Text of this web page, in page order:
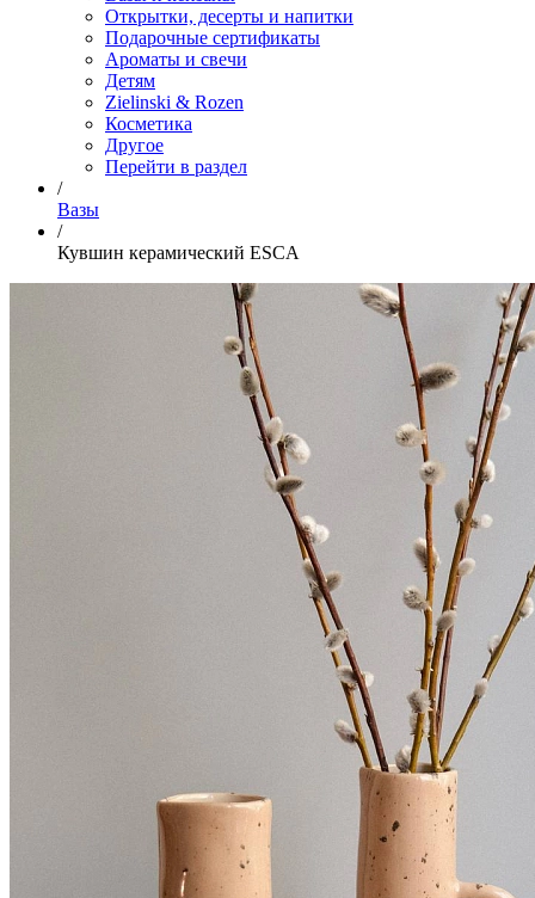
Открытки, десерты и напитки
Подарочные сертификаты
Ароматы и свечи
Детям
Zielinski & Rozen
Косметика
Другое
Перейти в раздел
/
Вазы
/
Кувшин керамический ESCA